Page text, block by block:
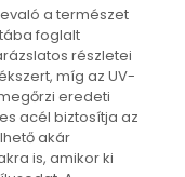
a természet
foglalt
részletei
míg az UV-
eredeti
acél biztosítja az
akár
is, amikor ki